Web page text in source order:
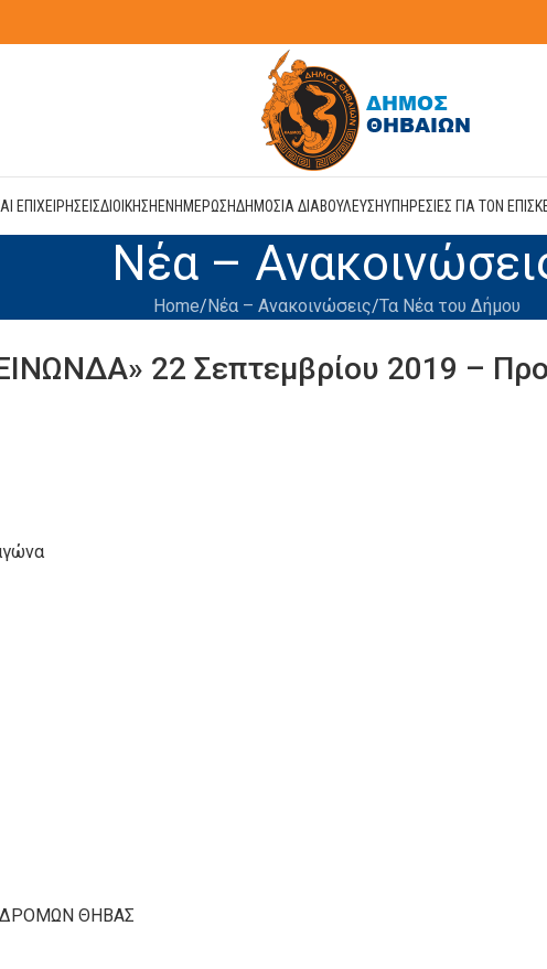
ΕΠΙΧΕΙΡΗΣΕΙΣΔΙΟΙΚΗΣΗΕΝΗΜΕΡΩΣΗΔΗΜΟΣΙΑ ΔΙΑΒΟΥΛΕΥΣΗΥΠΗΡΕΣΙΕΣ ΓΙΑ ΤΟΝ
Νέα –
Home Νέα – Ανακοινώσεις Τα Νέα του Δήμου
22 Σεπτεμβρίου 2019 –
ΘΗΒΑΣ